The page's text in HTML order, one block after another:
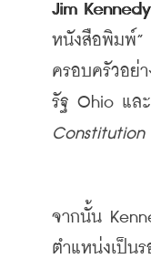
Jim Kennedy
หนังสือพิมพ์”
ครอบครัวอย่า
รัฐ Ohio แล
Constitution
จากนั้น
ตำแหน่งเป็น